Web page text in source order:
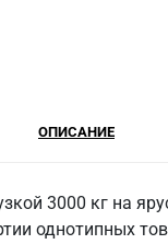
ОПИСАНИЕ
3000 кг на
однотипных